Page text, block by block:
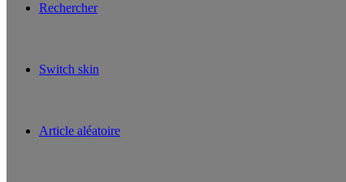
Rechercher
Switch skin
Article aléatoire